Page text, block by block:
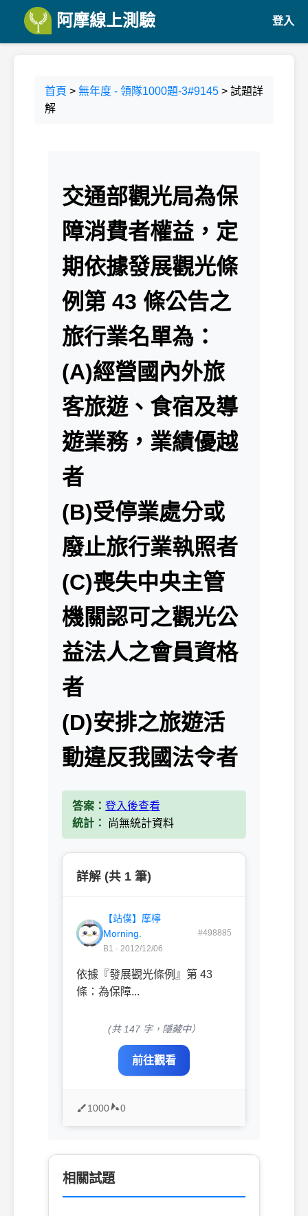
阿摩線上測驗 登入
首頁 > 無年度 - 領隊1000題-3#9145 > 試題詳
解
交通部觀光局為保
障消費者權益，定
期依據發展觀光條
例第 43 條公告之
旅行業名單為：
(A)經營國內外旅
客旅遊、食宿及導
遊業務，業績優越
者
(B)受停業處分或
廢止旅行業執照者
(C)喪失中央主管
機關認可之觀光公
益法人之會員資格
者
(D)安排之旅遊活
動違反我國法令者
答案： 登入後查看
統計：
尚無統計資料
詳解 (共 1 筆)
【站僕】摩檸
Morning.
B1 · 2012/12/06
#498885
依據『發展觀光條例』第 43
條：為保障...
(共 147 字，隱藏中）
前往觀看
1000 0
相關試題